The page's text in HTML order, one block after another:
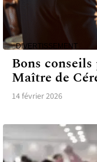
DIVERTISSEMENT
Bons
Maître de
14 février 2026